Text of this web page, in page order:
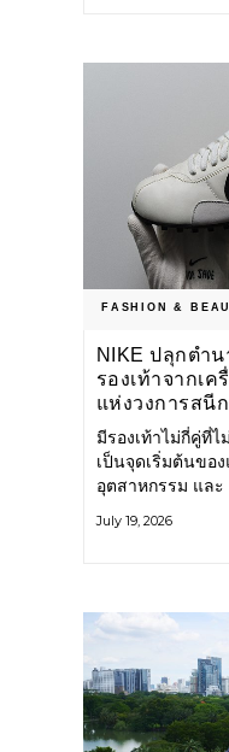
FASHION &
NIKE ปลุกตำน
รองเท้าจากเ
แห่งวงการสนีก
มีรองเท้าไม่กี่คู่ที่ไ
เป็นจุดเริ่มต้นขอ
อุตสาหกรรม และ
ศตวรรษก่อน กำลั
July 19, 2026